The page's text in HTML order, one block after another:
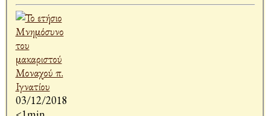
03/12/2018